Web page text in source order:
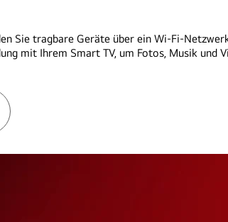
Sie tragbare Geräte über ein Wi-Fi-
mit Ihrem Smart TV, um Fotos, Musik und